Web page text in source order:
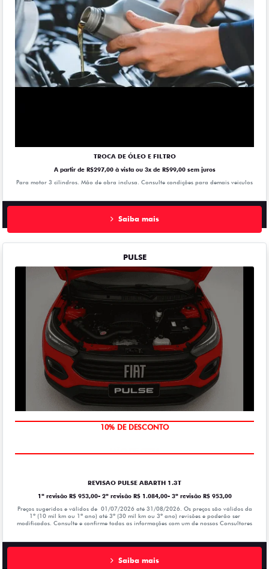
TROCA DE ÓLEO E FILTRO
A partir de R$297,00 à vista ou 3x de R$99,00 sem juros
Para motor 3 cilindros. Mão de obra inclusa. Consulte condições para demais veiculos
Saiba mais
PULSE
MÃO DE OBRA
REVISAO PULSE ABARTH 1.3T
1ª revisão R$ 953,00- 2ª revisão R$ 1.084,00- 3ª revisão R$ 953,00
Preços sugeridos e válidos de 01/07/2026 até 31/08/2026. Os preços são válidos da
1º (10 mil km ou 1ª ano) até 3º (30 mil km ou 3º ano) revisões e poderão ser
modificados. Consulte e confirme todas as informações com um de nossos Consultores
Saiba mais